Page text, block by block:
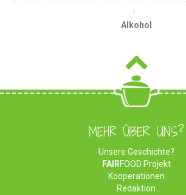
Alkohol
MEHR ÜBER UNS?
Unsere Geschichte?
FAIRFOOD Projekt
Kooperationen
Redaktion